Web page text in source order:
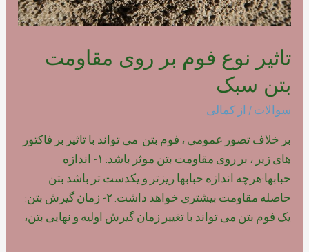
تاثیر نوع فوم بر روی مقاومت
بتن سبک
سوالات / از کمالی
بر خلاف تصور عمومی ، فوم بتن می تواند با تاثیر بر فاکتور
های زیر ، بر روی مقاومت بتن موثر باشد: ۱- اندازه
حبابها:هرچه اندازه حبابها ریزتر و یکدست تر باشد بتن
حاصله مقاومت بیشتری خواهد داشت. ۲- زمان گیرش بتن:
یک فوم بتن می تواند با تغییر زمان گیرش اولیه و نهایی بتن،